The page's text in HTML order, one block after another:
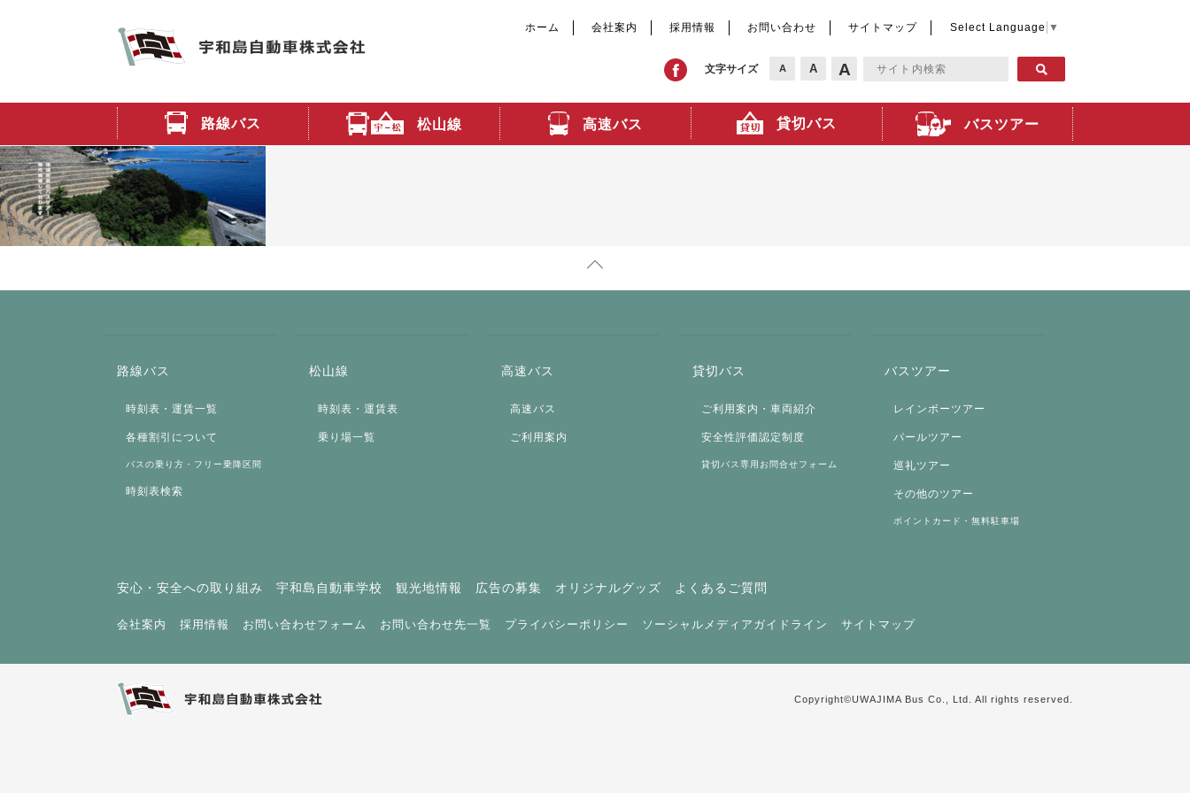
ホーム 会社案内 採用情報 お問い合わせ サイトマップ Select Language ▼
文字サイズ A A A
路線バス 松山線 高速バス 貸切バス バスツアー
路線バス
時刻表・運賃一覧
各種割引について
バスの乗り方・フリー乗降区間
時刻表検索
松山線
時刻表・運賃表
乗り場一覧
高速バス
高速バス
ご利用案内
貸切バス
ご利用案内・車両紹介
安全性評価認定制度
貸切バス専用お問合せフォーム
バスツアー
レインボーツアー
パールツアー
巡礼ツアー
その他のツアー
ポイントカード・無料駐車場
安心・安全への取り組み 宇和島自動車学校 観光地情報 広告の募集 オリジナルグッズ よくあるご質問
会社案内 採用情報 お問い合わせフォーム お問い合わせ先一覧 プライバシーポリシー ソーシャルメディアガイドライン サイトマップ
Copyright©UWAJIMA Bus Co., Ltd. All rights reserved.